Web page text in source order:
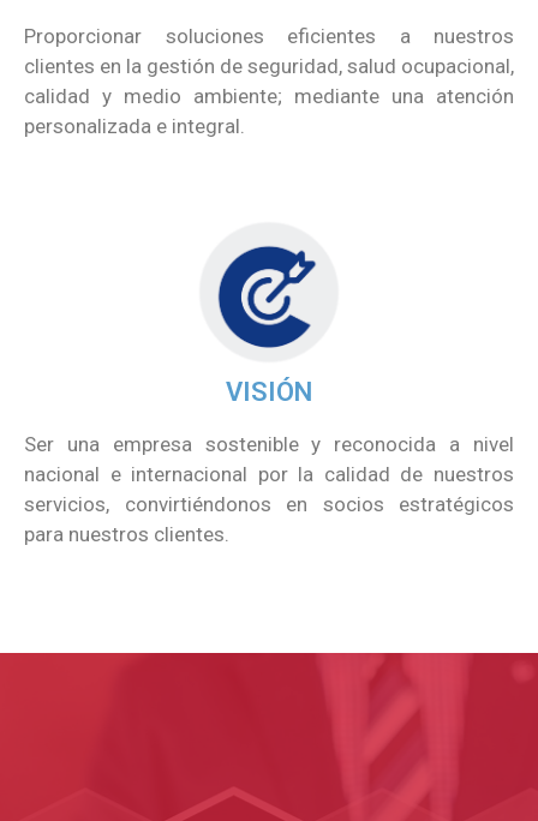
Proporcionar soluciones eficientes a nuestros
clientes en la gestión de seguridad, salud ocupacional,
calidad y medio ambiente; mediante una atención
personalizada e integral.
VISIÓN
Ser una empresa sostenible y reconocida a nivel
nacional e internacional por la calidad de nuestros
servicios, convirtiéndonos en socios estratégicos
para nuestros clientes.